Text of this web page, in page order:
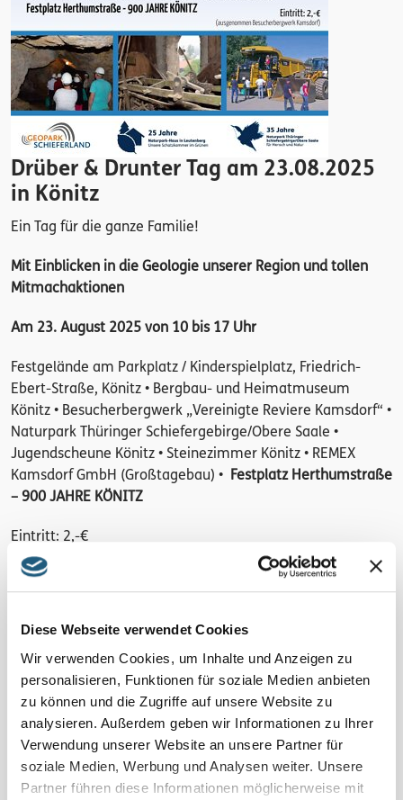
Diese Webseite verwendet Cookies
Wir verwenden Cookies, um Inhalte und Anzeigen zu
personalisieren, Funktionen für soziale Medien anbieten
zu können und die Zugriffe auf unsere Website zu
analysieren. Außerdem geben wir Informationen zu Ihrer
Verwendung unserer Website an unsere Partner für
soziale Medien, Werbung und Analysen weiter. Unsere
Partner führen diese Informationen möglicherweise mit
Drüber & Drunter Tag am 23.08.2025
in Könitz
Ein Tag für die ganze Familie!
Mit Einblicken in die Geologie unserer Region und tollen
Mitmachaktionen
Am 23. August 2025 von 10 bis 17 Uhr
Festgelände am Parkplatz / Kinderspielplatz, Friedrich-
Ebert-Straße, Könitz • Bergbau- und Heimatmuseum
Könitz • Besucherbergwerk „Vereinigte Reviere Kamsdorf“ •
Naturpark Thüringer Schiefergebirge/Obere Saale •
Jugendscheune Könitz • Steinezimmer Könitz • REMEX
Kamsdorf GmbH (Großtagebau) • Festplatz Herthumstraße
– 900 JAHRE KÖNITZ
Eintritt: 2,-€
(ausgenommen Besucherbergwerk Kamsdorf)